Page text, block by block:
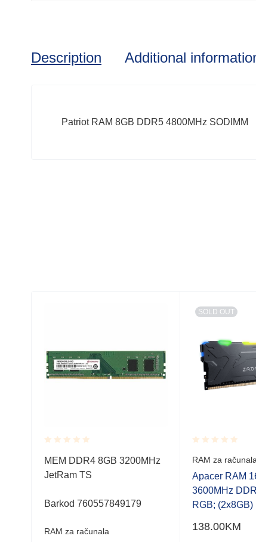
Description Additional
Patriot RAM 8GB DDR5 4800MHz SODIMM
Rated
0.001
out
MEM DDR4 8GB 3200MHz
JetRam TS
Barkod 760557849179
RAM za računala
SOLD OUT
Rated
0.001
out
of
5
RAM za
Apacer RAM
3600MHz
RGB; (2x8GB)
138.00KM